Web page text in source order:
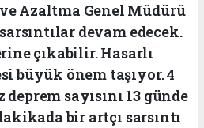
Azaltma Genel Müdürü
devam edecek.
çıkabilir. Hasarlı
büyük önem taşıyor. 4
sayısını 13 günde
bir artçı sarsıntı